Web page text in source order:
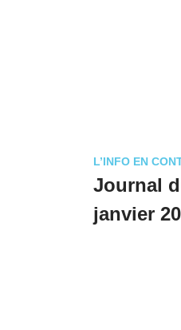
L’INFO EN
Journal
janvier